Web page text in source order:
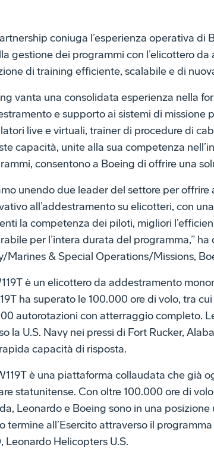
coniuga l’esperienza operativa di
gestione dei programmi con l’elicottero
di training efficiente, scalabile e di
vanta una consolidata esperienza nella
e supporto ai sistemi di missione
live e virtuali, trainer di procedure di
capacità, unite alla sua competenza
consentono a Boeing di offrire una
unendo due leader del settore per offrire
all’addestramento su elicotteri, con
la competenza dei piloti, migliori
per l’intera durata del programma,”
Marines & Special Operations/Missions,
è un elicottero da addestramento
ha superato le 100.000 ore di volo, tra
autorotazioni con atterraggio completo.
la U.S. Navy nei pressi di Fort Rucker,
capacità di risposta.
è una piattaforma collaudata che
statunitense. Con oltre 100.000 ore di
Leonardo e Boeing sono in una
termine all’Esercito attraverso il
Leonardo Helicopters U.S.